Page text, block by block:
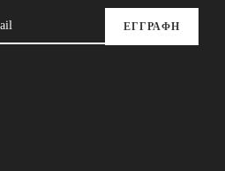
ΕΓΓΡΑΦΗ